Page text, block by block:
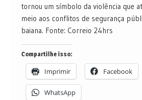
tornou um símbolo da violência que
meio aos conflitos de segurança
baiana. Fonte: Correio 24hrs
Compartilhe isso:
Imprimir Facebook
WhatsApp